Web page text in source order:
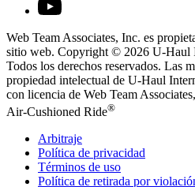
Web Team Associates, Inc. es
sitio web. Copyright © 2026 U-Haul
Todos los derechos reservados. Las
propiedad intelectual de U-Haul
con licencia de Web Team
Air-Cushioned Ride®
Arbitraje
Política de privacidad
Términos de uso
Política de retirada por